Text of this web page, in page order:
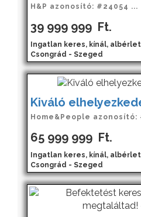
H&P azonosító: #24054 ...
39 999 999 Ft.
Ingatlan keres, kínál,
Csongrád - Szeged
Kiváló
Home&People azonosító:
65 999 999 Ft.
Ingatlan keres, kínál,
Csongrád - Szeged